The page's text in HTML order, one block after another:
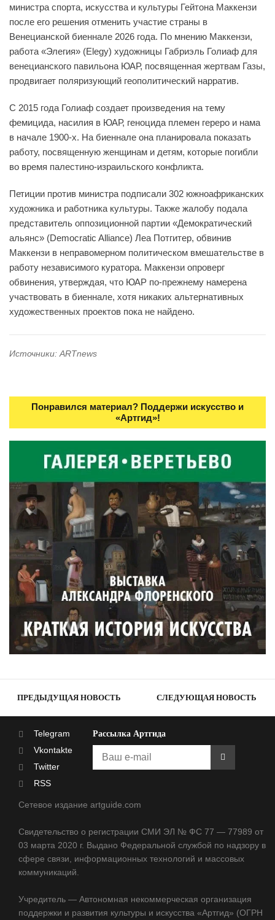
министра спорта, искусства и культуры Гейтона Маккензи
после его решения отменить участие страны в
Венецианской биеннале 2026 года. По мнению Маккензи,
работа «Элегия» (Elegy) художницы Габриэль Голиаф для
венецианского павильона ЮАР, посвященная жертвам Газы,
продвигает поляризующий геополитический нарратив.
С 2015 года Голиаф создает произведения на тему
фемицида, насилия в ЮАР, геноцида племен гереро и нама
в начале 1900-х. На биеннале она планировала показать
работу, посвященную женщинам и детям, которые погибли
во время палестино-израильского конфликта.
Петиции против министра подписали 302 южноафриканских
художника и работника культуры. Также жалобу подала
представитель оппозиционной партии «Демократический
альянс» (Democratic Alliance) Леа Потгитер, обвинив
Маккензи в неправомерном политическом вмешательстве в
работу независимого куратора. Маккензи опроверг
обвинения, утверждая, что ЮАР по-прежнему намерена
участвовать в биеннале, хотя никаких альтернативных
художественных проектов пока не найдено.
Источники: ARTnews
Понравился материал? Поддержи искусство и
«Артгид»!
ПРЕДЫДУЩАЯ НОВОСТЬ СЛЕДУЮЩАЯ НОВОСТЬ
Telegram
Vkontakte
Twitter
RSS
Рассылка Артгида
Сетевое издание artguide.com
Свидетельство о регистрации СМИ ЭЛ № ФС 77 — 77989 от
03 марта 2020 г. Выдано Федеральной службой по надзору в
сфере связи, информационных технологий и массовых
коммуникаций.
Учредитель — Автономная некоммерческая организация
поддержки и развития культуры и искусства «Артгид» (ОГРН